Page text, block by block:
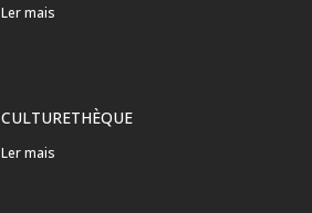
Ler mais
CULTURETHÈQUE
Ler mais